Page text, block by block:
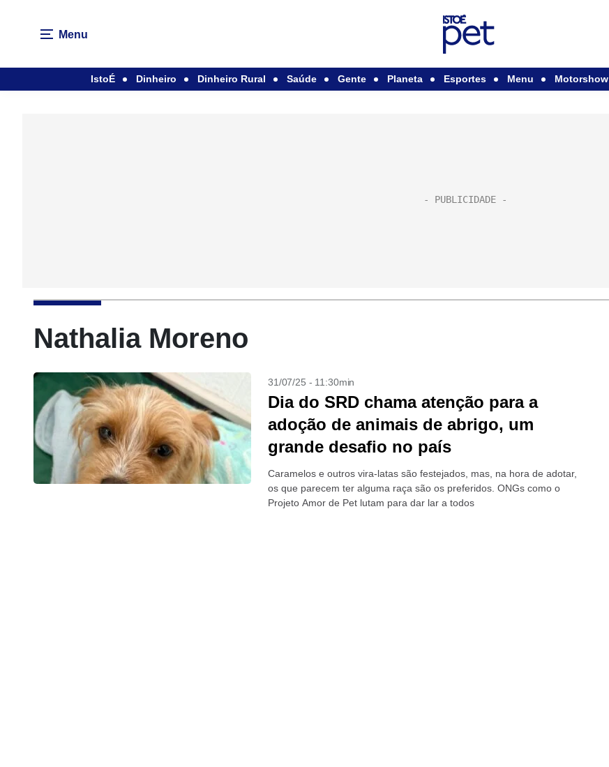
Menu
IstoÉ Dinheiro Dinheiro Rural Saúde Gente Planeta Esportes Menu Motorshow
Nathalia Moreno
31/07/25 - 11:30min
Dia do SRD chama atenção para a
adoção de animais de abrigo, um
grande desafio no país
Caramelos e outros vira-latas são festejados, mas, na hora de adotar,
os que parecem ter alguma raça são os preferidos. ONGs como o
Projeto Amor de Pet lutam para dar lar a todos